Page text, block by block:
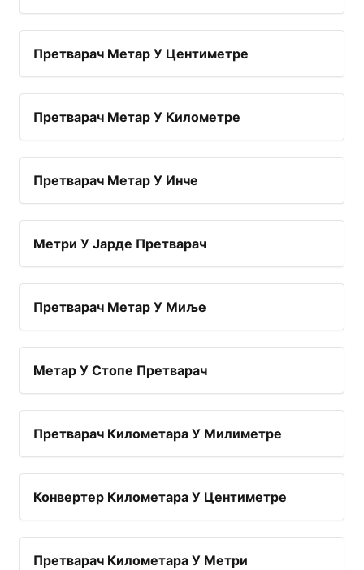
Претварач Метар У Центиметре
Претварач Метар У Километре
Претварач Метар У Инче
Метри У Јарде Претварач
Претварач Метар У Миље
Метар У Стопе Претварач
Претварач Километара У Милиметре
Конвертер Километара У Центиметре
Претварач Километара У Метри